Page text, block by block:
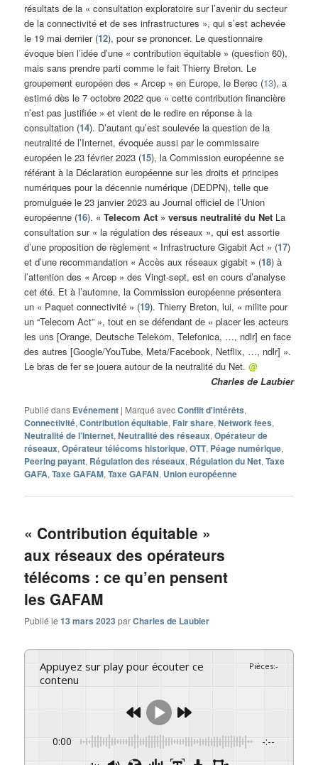
résultats de la « consultation exploratoire sur l’avenir du secteur
de la connectivité et de ses infrastructures », qui s’est achevée
le 19 mai dernier (12), pour se prononcer. Le questionnaire
évoque bien l’idée d’une « contribution équitable » (question 60),
mais sans prendre parti comme le fait Thierry Breton. Le
groupement européen des « Arcep » en Europe, le Berec (13), a
estimé dès le 7 octobre 2022 que « cette contribution financière
n’est pas justifiée » et vient de le redire en réponse à la
consultation (14). D’autant qu’est soulevée la question de la
neutralité de l’Internet, évoquée aussi par le commissaire
européen le 23 février 2023 (15), la Commission européenne se
référant à la Déclaration européenne sur les droits et principes
numériques pour la décennie numérique (DEDPN), telle que
promulguée le 23 janvier 2023 au Journal officiel de l’Union
européenne (16). « Telecom Act » versus neutralité du Net La
consultation sur « la régulation des réseaux », qui est assortie
d’une proposition de règlement « Infrastructure Gigabit Act » (17)
et d’une recommandation « Accès aux réseaux gigabit » (18) à
l’attention des « Arcep » des Vingt-sept, est en cours d’analyse
cet été. Et à l’automne, la Commission européenne présentera
un « Paquet connectivité » (19). Thierry Breton, lui, « milite pour
un “Telecom Act” », tout en se défendant de « placer les acteurs
les uns [Orange, Deutsche Telekom, Telefonica, …, ndlr] en face
des autres [Google/YouTube, Meta/Facebook, Netflix, …, ndlr] ».
Le bras de fer se jouera autour de la neutralité du Net.@
Charles de Laubier
Publié dans Evénement | Marqué avecConflit d'intérêts,
Connectivité,Contribution équitable, Fair share,Network fees,
Neutralité de l’Internet,Neutralité des réseaux,Opérateur de
réseaux,Opérateur télécoms historique,OTT, Péage numérique,
Peering payant, Régulation des réseaux, Régulation du Net,Taxe
GAFA,Taxe GAFAM,Taxe GAFAN, Union européenne
« Contribution équitable »
aux réseaux des opérateurs
télécoms : ce qu’en pensent
les GAFAM
Publié le13 mars 2023 parCharles de Laubier
Appuyez sur play pour écouter ce
contenu
Pièces:-
0:00 -:--